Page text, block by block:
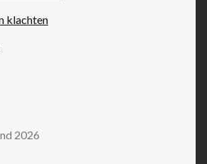
klachten
2026